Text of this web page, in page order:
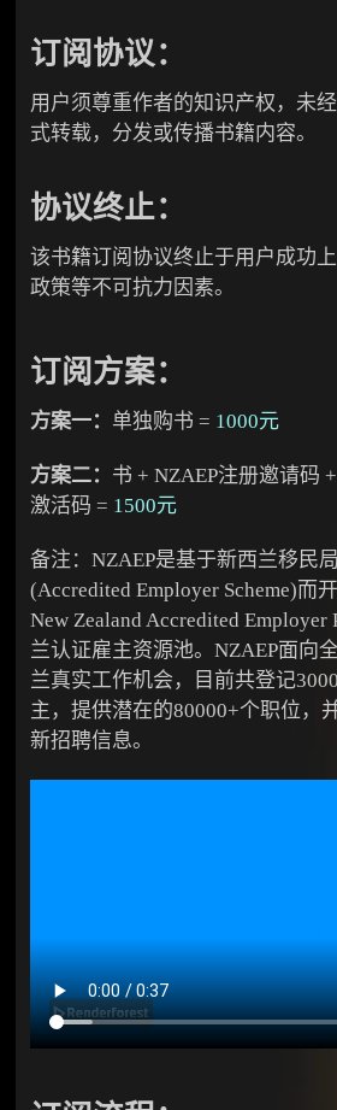
订阅协议：
用户须尊重作者的知识产权，未
式转载，分发或传播书籍内容。
协议终止：
该书籍订阅协议终止于用户成功
政策等不可抗力因素。
订阅方案：
方案一： 单独购书 = 1000元
方案二： 书 + NZAEP注册邀请码
激活码 = 1500元
备注：NZAEP是基于新西兰移民
(Accredited Employer Scheme)而
New Zealand Accredited
兰认证雇主资源池。NZAEP面向
兰真实工作机会，目前共登记
主，提供潜在的80000+个职位，
新招聘信息。